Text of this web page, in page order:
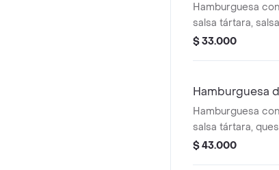
Hamburguesa
salsa tártara,
mozzarella y
$ 33.000
Hamburguesa
Hamburguesa
salsa tártara,
cheddar, tocineta
$ 43.000